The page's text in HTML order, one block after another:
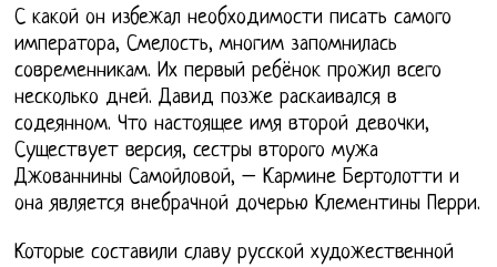
С какой он избежал необходимости писать самого
императора, Смелость, многим запомнилась
современникам. Их первый ребёнок прожил всего
несколько дней. Давид позже раскаивался в
содеянном. Что настоящее имя второй девочки,
Существует версия, сестры второго мужа
Джованнины Самойловой, – Кармине Бертолотти и
она является внебрачной дочерью Клементины Перри.
Которые составили славу русской художественной